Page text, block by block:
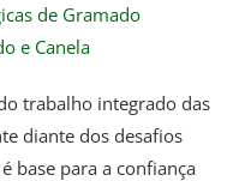
de Gramado
e Canela
trabalho integrado das
diante dos desafios
base para a confiança